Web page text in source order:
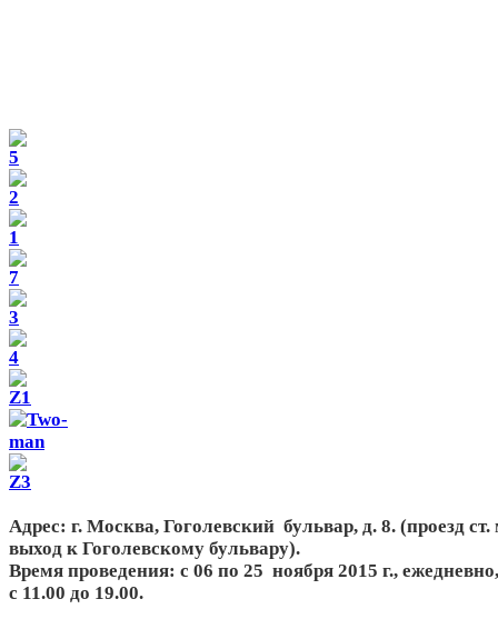
Адрес: г. Москва, Гоголевский бульвар, д. 8. (проезд
выход к Гоголевскому бульвару).
Время проведения: с 06 по 25 ноября 2015 г.,
с 11.00 до 19.00.